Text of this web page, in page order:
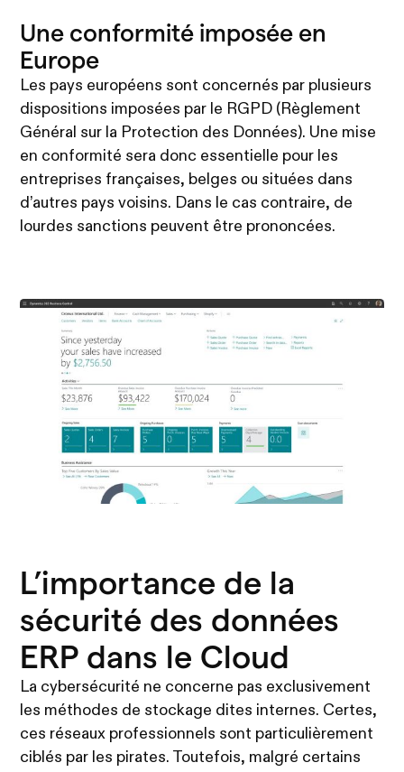
Une conformité imposée en
Europe
Les pays européens sont concernés par plusieurs
dispositions imposées par le RGPD (Règlement
Général sur la Protection des Données). Une mise
en conformité sera donc essentielle pour les
entreprises françaises, belges ou situées dans
d’autres pays voisins. Dans le cas contraire, de
lourdes sanctions peuvent être prononcées.
L’importance de la
sécurité des données
ERP dans le Cloud
La cybersécurité ne concerne pas exclusivement
les méthodes de stockage dites internes. Certes,
ces réseaux professionnels sont particulièrement
ciblés par les pirates. Toutefois, malgré certains